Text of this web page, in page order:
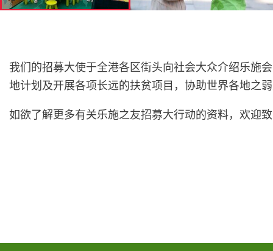
我们的招募大使于全港各区街头向社会大众介绍乐施
地计划及开展各项长远的扶贫项目，协助世界各地之
如欲了解更多有关乐施之友招募大行动的资料，欢迎